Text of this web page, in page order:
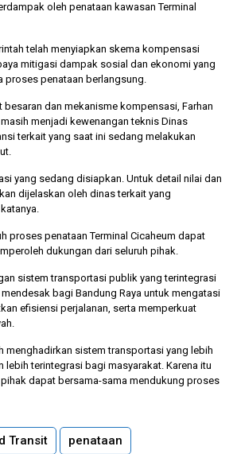
oleh penataan kawasan Terminal
telah menyiapkan skema kompensasi
mitigasi dampak sosial dan ekonomi yang
proses penataan berlangsung.
dan mekanisme kompensasi, Farhan
menjadi kewenangan teknis Dinas
terkait yang saat ini sedang melakukan
yang sedang disiapkan. Untuk detail nilai dan
dijelaskan oleh dinas terkait yang
proses penataan Terminal Cicaheum dapat
dukungan dari seluruh pihak.
sistem transportasi publik yang terintegrasi
bagi Bandung Raya untuk mengatasi
efisiensi perjalanan, serta memperkuat
menghadirkan sistem transportasi yang lebih
lebih terintegrasi bagi masyarakat. Karena itu
dapat bersama-sama mendukung proses
Transit penataan